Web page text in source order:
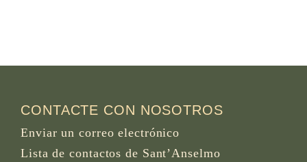
CONTACTE CON NOSOTROS
Enviar un correo electrónico
Lista de contactos de Sant’Anselmo